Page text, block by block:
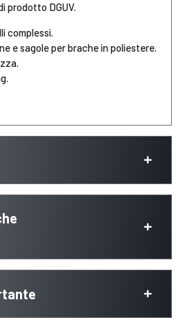
prodotto DGUV.
complessi.
e sagole per brache in poliestere.